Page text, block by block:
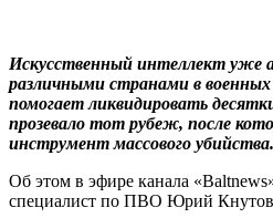
Искусственный интеллект уже
различными странами в
помогает ликвидировать
прозевало тот рубеж, после
инструмент массового убийства.
Об этом в эфире канала
специалист по ПВО Юрий